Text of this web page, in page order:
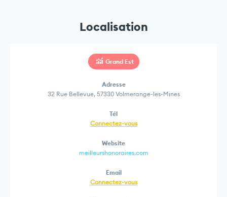
Localisation
Grand Est
Adresse
32 Rue Bellevue, 57330 Volmerange-les-Mines
Tél
Connectez-vous
Website
meilleurshonoraires.com
Email
Connectez-vous